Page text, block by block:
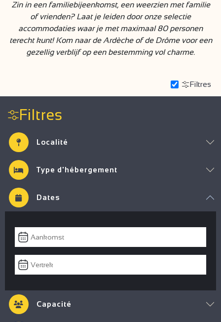
Zin in een familiebijeenkomst, een weerzien met familie
of vrienden? Laat je leiden door onze selectie
accommodaties waar je met maximaal 80 personen
terecht kunt! Kom naar de Ardèche of de Drôme voor een
gezellig verblijf op een bestemming vol charme.
Filtres
Filtres
Localité
Type d'hébergement
Dates
Capacité